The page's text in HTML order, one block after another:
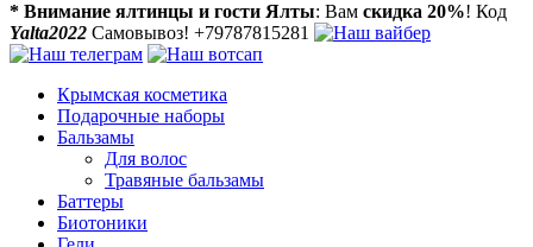
* Внимание ялтинцы и гости Ялты: Вам скидка 20%! Код
Yalta2022 Самовывоз! +79787815281
Крымская косметика
Подарочные наборы
Бальзамы
Для волос
Травяные бальзамы
Баттеры
Биотоники